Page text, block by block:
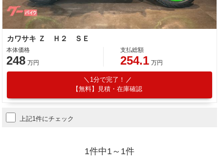
カワサキ Ｚ Ｈ２ ＳＥ
本体価格
248 万円
支払総額
254.1 万円
1分で完了！
【無料】見積・在庫確認
上記1件にチェック
1件中1～1件